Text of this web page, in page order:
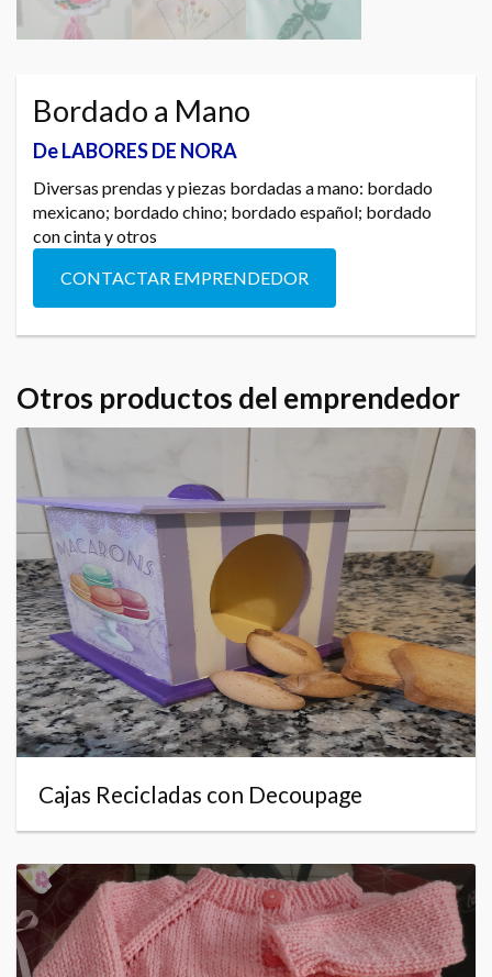
Bordado a Mano
De LABORES DE NORA
Diversas prendas y piezas bordadas a mano: bordado
mexicano; bordado chino; bordado español; bordado
con cinta y otros
CONTACTAR EMPRENDEDOR
Otros productos del emprendedor
Cajas Recicladas con Decoupage